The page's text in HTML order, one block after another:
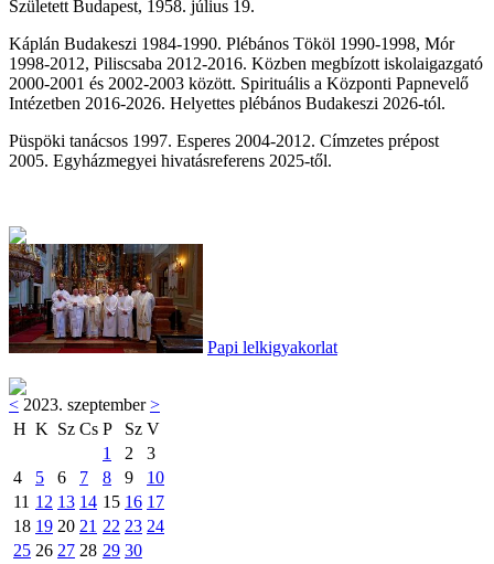
Született Budapest, 1958. július 19.
Káplán Budakeszi 1984-1990. Plébános Tököl 1990-1998, Mór
1998-2012, Piliscsaba 2012-2016. Közben megbízott iskolaigazgató
2000-2001 és 2002-2003 között. Spirituális a Központi Papnevelő
Intézetben 2016-2026. Helyettes plébános Budakeszi 2026-tól.
Püspöki tanácsos 1997. Esperes 2004-2012. Címzetes prépost
2005. Egyházmegyei hivatásreferens 2025-től.
Papi lelkigyakorlat
< 2023. szeptember>
H K Sz Cs P Sz V
1
2
3
4
5 6 7 8 9
10
11 12 13 14 15 16 17
18 19 20 21 22 23 24
25 26 27 28 29 30